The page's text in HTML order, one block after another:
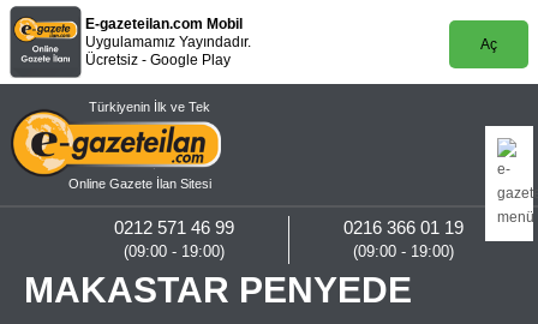
E-gazeteilan.com Mobil
Uygulamamız Yayındadır.
Ücretsiz - Google Play
Aç
Türkiyenin İlk ve Tek
Online Gazete İlan Sitesi
0216 366 01 19
(09:00 - 19:00)
0212 571 46 99
(09:00 - 19:00)
MAKASTAR PENYEDE